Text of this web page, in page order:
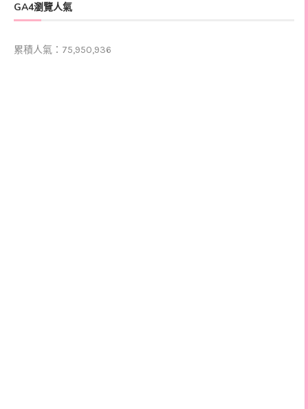
GA4瀏覽人氣
累積人氣：75,950,936